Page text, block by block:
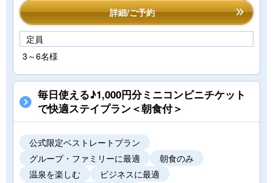
詳細/ご予約
定員
3～6名様
毎日使える♪1,000円分ミニコンビニチケット
で快適ステイプラン＜朝食付＞
公式限定ベストレートプラン
グループ・ファミリーに最適
朝食のみ
温泉を楽しむ
ビジネスに最適